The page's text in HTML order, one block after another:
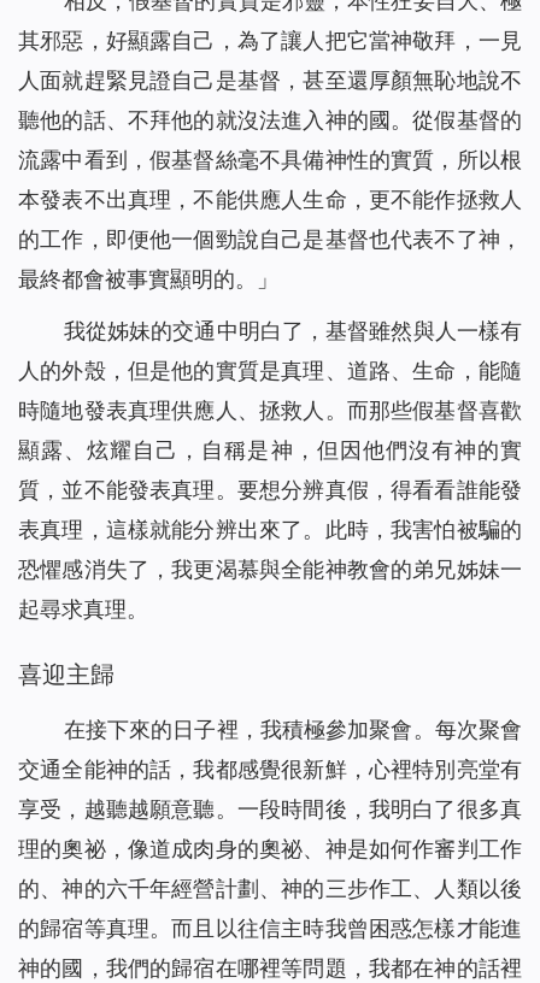
其邪惡，好顯露自己，為了讓人把它當神敬拜，一見
人面就趕緊見證自己是基督，甚至還厚顏無恥地說不
聽他的話、不拜他的就沒法進入神的國。從假基督的
流露中看到，假基督絲毫不具備神性的實質，所以根
本發表不出真理，不能供應人生命，更不能作拯救人
的工作，即便他一個勁說自己是基督也代表不了神，
最終都會被事實顯明的。」
我從姊妹的交通中明白了，基督雖然與人一樣有
人的外殼，但是他的實質是真理、道路、生命，能隨
時隨地發表真理供應人、拯救人。而那些假基督喜歡
顯露、炫耀自己，自稱是神，但因他們沒有神的實
質，並不能發表真理。要想分辨真假，得看看誰能發
表真理，這樣就能分辨出來了。此時，我害怕被騙的
恐懼感消失了，我更渴慕與全能神教會的弟兄姊妹一
起尋求真理。
喜迎主歸
在接下來的日子裡，我積極參加聚會。每次聚會
交通全能神的話，我都感覺很新鮮，心裡特別亮堂有
享受，越聽越願意聽。一段時間後，我明白了很多真
理的奧祕，像道成肉身的奧祕、神是如何作審判工作
的、神的六千年經營計劃、神的三步作工、人類以後
的歸宿等真理。而且以往信主時我曾困惑怎樣才能進
神的國，我們的歸宿在哪裡等問題，我都在神的話裡